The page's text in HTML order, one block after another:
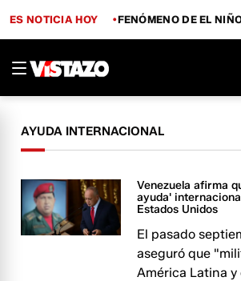
ES NOTICIA HOY FENÓMENO DE EL
AYUDA INTERNACIONAL
Venezuela afirma
ayuda'
Estados Unidos
El pasado
aseguró que
América Latina